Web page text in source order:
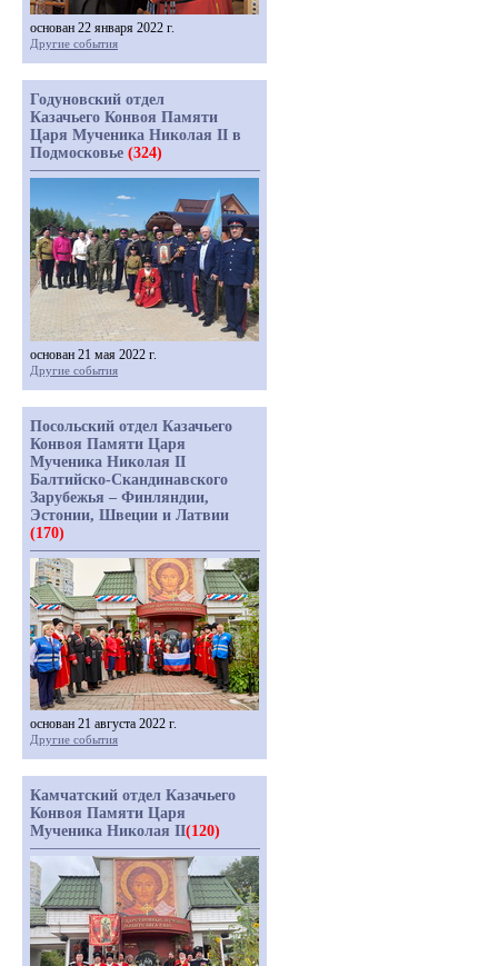
основан 22 января 2022 г.
Другие события
Годуновский отдел
Казачьего Конвоя Памяти
Царя Мученика Николая II в
Подмосковье (324)
основан 21 мая 2022 г.
Другие события
Посольский отдел Казачьего
Конвоя Памяти Царя
Мученика Николая II
Балтийско-Скандинавского
Зарубежья – Финляндии,
Эстонии, Швеции и Латвии
(170)
основан 21 августа 2022 г.
Другие события
Камчатский отдел Казачьего
Конвоя Памяти Царя
Мученика Николая II(120)